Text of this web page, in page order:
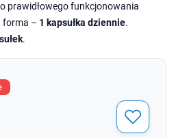
prawidłowego funkcjonowania
forma – 1 kapsułka dziennie.
.